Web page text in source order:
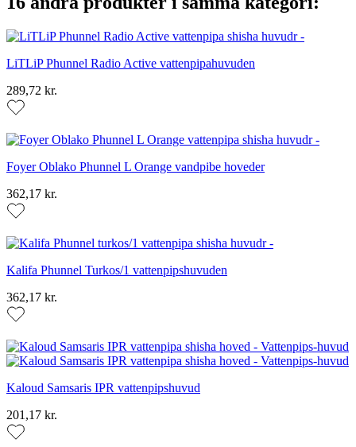
LiTLiP Phunnel Radio Active vattenpipahuvuden
289,72 kr.
Foyer Oblako Phunnel L Orange vandpibe hoveder
362,17 kr.
Kalifa Phunnel Turkos/1 vattenpipshuvuden
362,17 kr.
Kaloud Samsaris IPR vattenpipshuvud
201,17 kr.